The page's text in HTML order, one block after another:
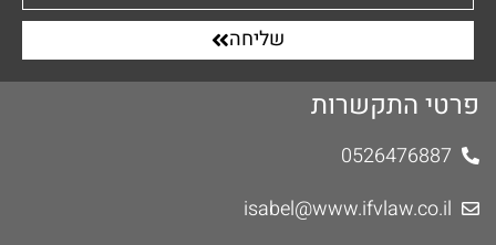
שליחה
פרטי התקשרות
0526476887
isabel@www.ifvlaw.co.il